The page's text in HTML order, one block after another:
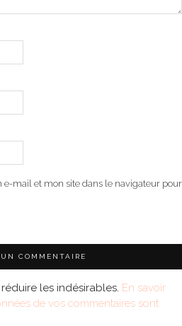
mail et mon site dans le navigateur pour
les indésirables. En savoir
de vos commentaires sont